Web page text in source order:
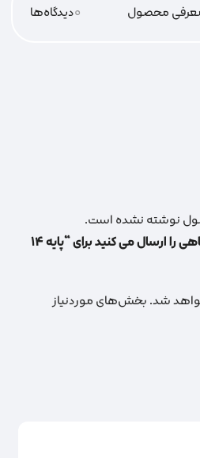
محصول 0دیدگاه‌‌ها
نوشته نشده است.
اولین نفری باشید که دیدگاهی را ارسال می کنید برای “پایه 14
شد.بخش‌های موردنیاز